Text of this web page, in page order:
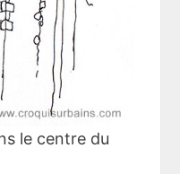
le centre du